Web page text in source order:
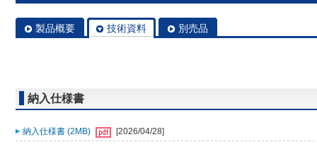
製品概要 技術資料 別売品
納入仕様書
納入仕様書 (2MB) [2026/04/28]